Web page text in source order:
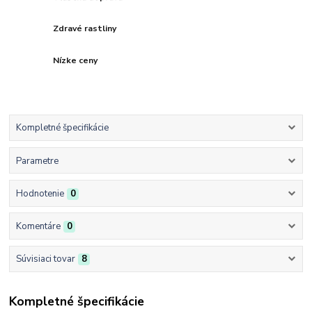
Zdravé rastliny
Nízke ceny
Kompletné špecifikácie
Parametre
Hodnotenie 0
Komentáre 0
Súvisiaci tovar 8
Kompletné špecifikácie